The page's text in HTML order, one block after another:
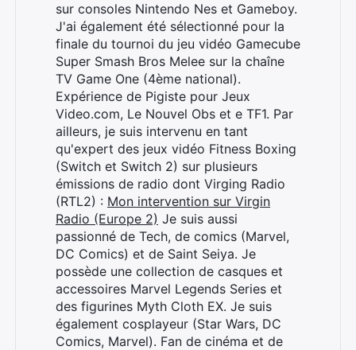
sur consoles Nintendo Nes et Gameboy.
J'ai également été sélectionné pour la
finale du tournoi du jeu vidéo Gamecube
Super Smash Bros Melee sur la chaîne
TV Game One (4ème national).
Expérience de Pigiste pour Jeux
Video.com, Le Nouvel Obs et e TF1. Par
ailleurs, je suis intervenu en tant
qu'expert des jeux vidéo Fitness Boxing
(Switch et Switch 2) sur plusieurs
émissions de radio dont Virging Radio
(RTL2) : Mon intervention sur Virgin
Radio (Europe 2) Je suis aussi
passionné de Tech, de comics (Marvel,
DC Comics) et de Saint Seiya. Je
possède une collection de casques et
accessoires Marvel Legends Series et
des figurines Myth Cloth EX. Je suis
également cosplayeur (Star Wars, DC
Comics, Marvel). Fan de cinéma et de